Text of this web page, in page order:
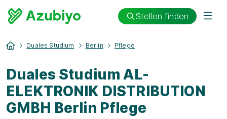
Stellen finden
Duales Studium Berlin Pflege
Duales Studium AL-
ELEKTRONIK DISTRIBUTION
GMBH Berlin Pflege